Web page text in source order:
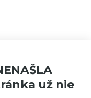
už nie